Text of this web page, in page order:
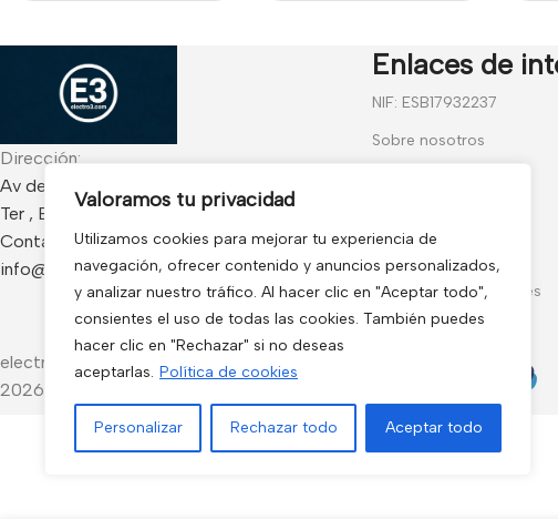
Valoramos tu privacidad
Utilizamos cookies para mejorar tu experiencia de
navegación, ofrecer contenido y anuncios personalizados,
y analizar nuestro tráfico. Al hacer clic en "Aceptar todo",
consientes el uso de todas las cookies. También puedes
hacer clic en "Rechazar" si no deseas
aceptarlas. Política de cookies
Personalizar Rechazar todo Aceptar todo
Dirección:
Av de Francia 234 Local - CP 17840 Sarria de
Ter , España
Contacto:
info@electro3.com
Enlaces de
NIF: ESB17932237
Sobre nosotros
Condiciones Generales
Política de Cookies
electro3 ©
2026.